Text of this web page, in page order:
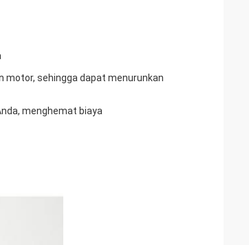
motor, sehingga dapat menurunkan
menghemat biaya